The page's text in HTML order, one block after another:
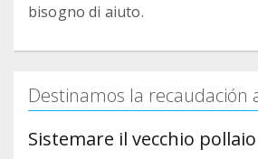
bisogno di aiuto.
Destinamos la recaudación
Sistemare il vecchio pollaio